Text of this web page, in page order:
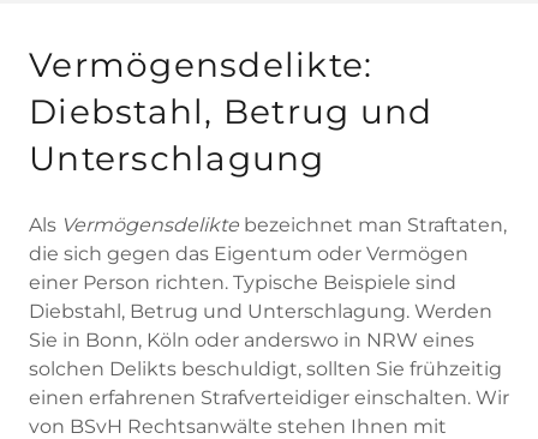
Vermögensdelikte:
Diebstahl, Betrug und
Unterschlagung
Als Vermögensdelikte bezeichnet man Straftaten,
die sich gegen das Eigentum oder Vermögen
einer Person richten. Typische Beispiele sind
Diebstahl, Betrug und Unterschlagung. Werden
Sie in Bonn, Köln oder anderswo in NRW eines
solchen Delikts beschuldigt, sollten Sie frühzeitig
einen erfahrenen Strafverteidiger einschalten. Wir
von BSvH Rechtsanwälte stehen Ihnen mit